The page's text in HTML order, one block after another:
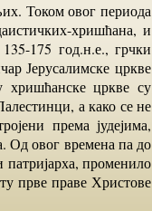
Током овог периода
хришћана, и
175 год.н.е., грчки
Јерусалимске цркве
хришћанске цркве су
а како се не
према јудејима,
Од овог времена па до
патријарха, променило
прве праве Христове